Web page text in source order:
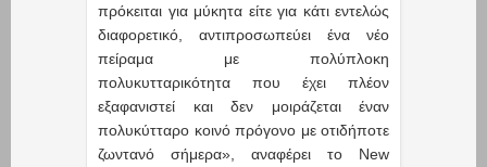
πρόκειται για μύκητα είτε για κάτι εντελώς
διαφορετικό, αντιπροσωπεύει ένα νέο
πείραμα με πολύπλοκη
πολυκυτταρικότητα που έχει πλέον
εξαφανιστεί και δεν μοιράζεται έναν
πολυκύτταρο κοινό πρόγονο με οτιδήποτε
ζωντανό σήμερα», αναφέρει το New